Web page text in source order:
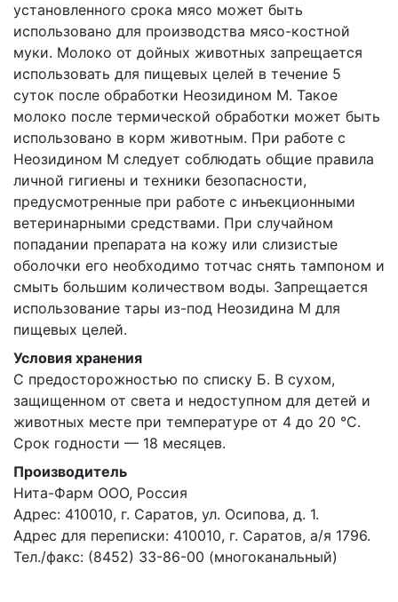
установленного срока мясо может быть
использовано для производства мясо-костной
муки. Молоко от дойных животных запрещается
использовать для пищевых целей в течение 5
суток после обработки Неозидином М. Такое
молоко после термической обработки может быть
использовано в корм животным. При работе с
Неозидином М следует соблюдать общие правила
личной гигиены и техники безопасности,
предусмотренные при работе с инъекционными
ветеринарными средствами. При случайном
попадании препарата на кожу или слизистые
оболочки его необходимо тотчас снять тампоном и
смыть большим количеством воды. Запрещается
использование тары из-под Неозидина М для
пищевых целей.
Условия хранения
С предосторожностью по списку Б. В сухом,
защищенном от света и недоступном для детей и
животных месте при температуре от 4 до 20 °С.
Срок годности — 18 месяцев.
Производитель
Нита-Фарм ООО, Россия
Адрес: 410010, г. Саратов, ул. Осипова, д. 1.
Адрес для переписки: 410010, г. Саратов, а/я 1796.
Тел./факс: (8452) 33-86-00 (многоканальный)